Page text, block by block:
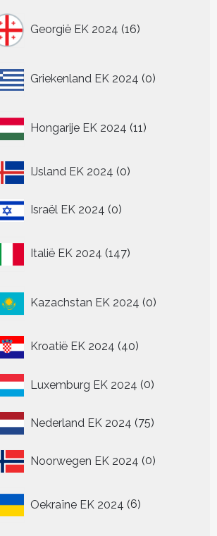
Georgië EK 2024 16
producten
Griekenland EK 2024 0
producten
Hongarije EK 2024 11
producten
IJsland EK 2024 00
Israël EK 2024 00
Italië EK 2024 147
producten
Kazachstan EK 2024 0
producten
Kroatië EK 2024 4040
Luxemburg EK 2024 00
Nederland EK 2024 7575
Noorwegen EK 2024 00
Oekraïne EK 2024 6
producten